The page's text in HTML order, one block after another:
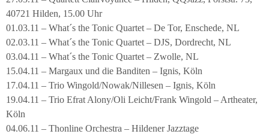
40721 Hilden, 15.00 Uhr
01.03.11 – What´s the Tonic Quartet – De Tor, Enschede, NL
02.03.11 – What´s the Tonic Quartet – DJS, Dordrecht, NL
03.04.11 – What´s the Tonic Quartet – Zwolle, NL
15.04.11 – Margaux und die Banditen – Ignis, Köln
17.04.11 – Trio Wingold/Nowak/Nillesen – Ignis, Köln
19.04.11 – Trio Efrat Alony/Oli Leicht/Frank Wingold – Artheater,
Köln
04.06.11 – Thonline Orchestra – Hildener Jazztage